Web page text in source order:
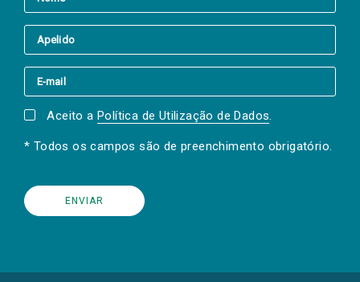
Aceito a Política de Utilização de Dados.
* Todos os campos são de preenchimento obrigatório.